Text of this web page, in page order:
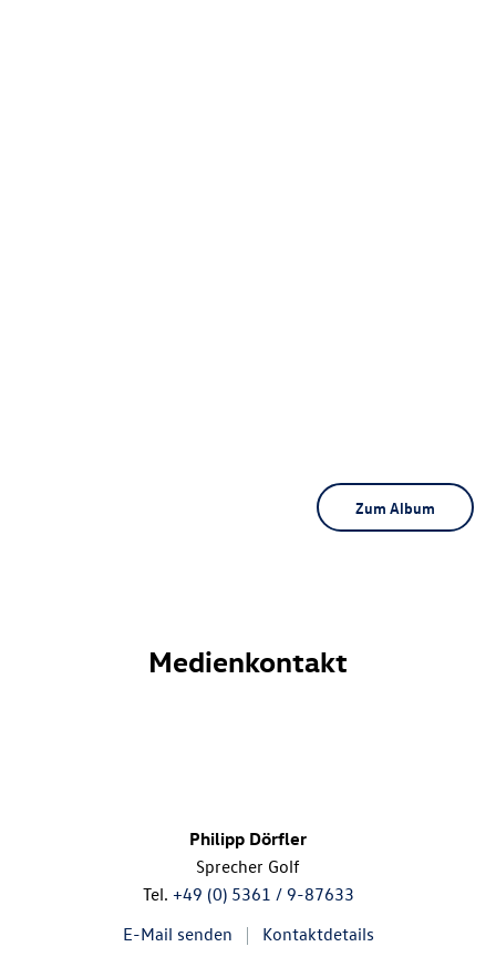
Zum Album
Medienkontakt
Philipp Dörfler
Sprecher Golf
Tel. +49 (0) 5361 / 9-87633
E-Mail senden
Kontaktdetails